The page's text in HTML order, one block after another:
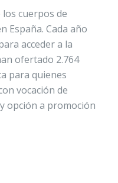
los cuerpos de
España. Cada año
acceder a la
ofertado 2.764
para quienes
vocación de
opción a promoción